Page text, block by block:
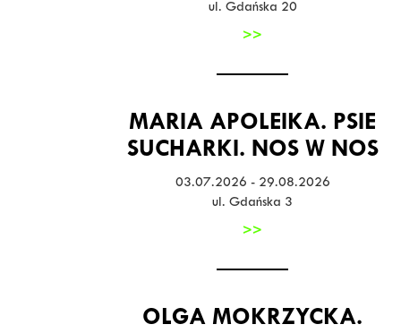
ul. Gdańska 20
>>
MARIA APOLEIKA. PSIE
SUCHARKI. NOS W NOS
03.07.2026 - 29.08.2026
ul. Gdańska 3
>>
OLGA MOKRZYCKA.